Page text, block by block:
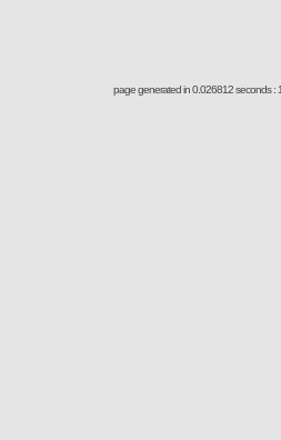
page generated in 0.026812 seconds :